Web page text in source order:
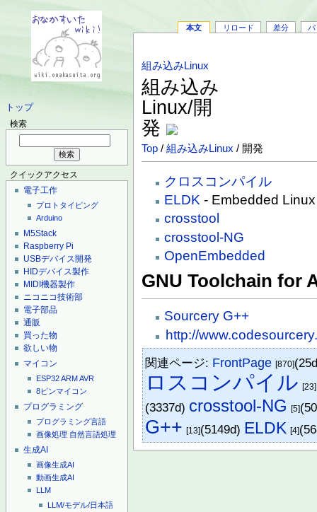
トップ
検索
クイックアクセス
電子工作
プロトタイピング
Arduino
M5Stack
Raspberry Pi
USBデバイス開発
HIDデバイス製作
MIDI機器製作
ニコニコ技術部
電子部品
通販
買った物
欲しい物
マイコン
ESP32ARMAVR
8ピンマイコン
プログラミング
プログラミング言語
画像処理 自然言語処理
生成AI
画像生成AI
動画生成AI
LLM
LLM/モデル/日本語
本文 リロード 差分 バ
組み込みLinux
組み込み
Linux/開
発
Top /組み込みLinux / 開発
クロスコンパイル
ELDK - Embedded
crosstool
crosstool-NG
OpenEmbedded
GNU Toolchain for
Sourcery G++
http://
関連ページ: FrontPage [870]
ロスコンパイル [23]
(3337d) crosstool-NG [5]
G++ [13](5149d) ELDK [4]